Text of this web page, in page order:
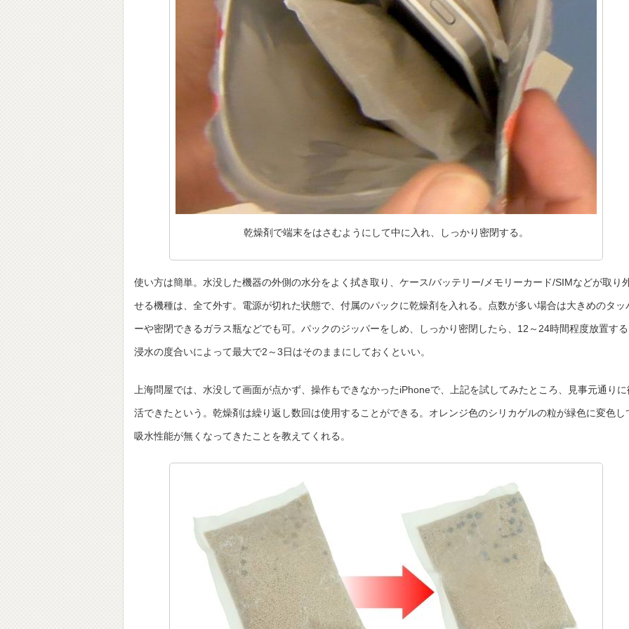
乾燥剤で端末をはさむようにして中に入れ、しっかり密閉する。
使い方は簡単。水没した機器の外側の水分をよく拭き取り、ケース/バッテリー/メモリーカード/SIMなどが取り
せる機種は、全て外す。電源が切れた状態で、付属のパックに乾燥剤を入れる。点数が多い場合は大きめのタッ
ーや密閉できるガラス瓶などでも可。パックのジッパーをしめ、しっかり密閉したら、12～24時間程度放置す
浸水の度合いによって最大で2～3日はそのままにしておくといい。
上海問屋では、水没して画面が点かず、操作もできなかったiPhoneで、上記を試してみたところ、見事元通りに
活できたという。乾燥剤は繰り返し数回は使用することができる。オレンジ色のシリカゲルの粒が緑色に変色し
吸水性能が無くなってきたことを教えてくれる。